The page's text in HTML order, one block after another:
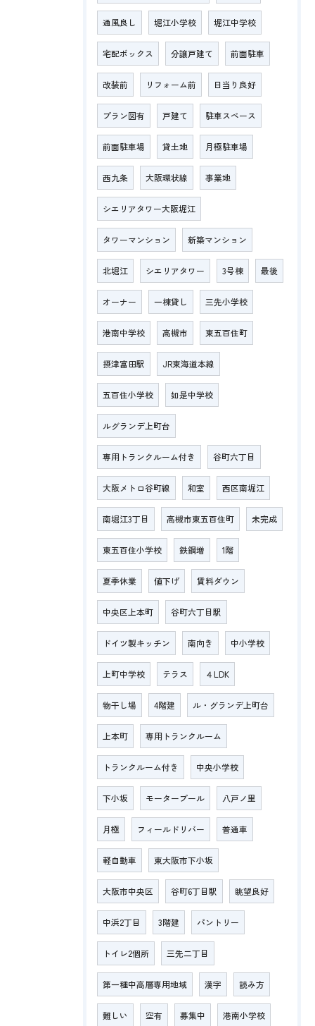
通風良し 堀江小学校 堀江中学校
宅配ボックス 分譲戸建て 前面駐車
改装前 リフォーム前 日当り良好
プラン図有 戸建て 駐車スペース
前面駐車場 貸土地 月極駐車場
西九条 大阪環状線 事業地
シエリアタワー大阪堀江
タワーマンション 新築マンション
北堀江 シエリアタワー 3号棟 最後
オーナー 一棟貸し 三先小学校
港南中学校 高槻市 東五百住町
摂津富田駅 JR東海道本線
五百住小学校 如是中学校
ルグランデ上町台
専用トランクルーム付き 谷町六丁目
大阪メトロ谷町線 和室 西区南堀江
南堀江3丁目 高槻市東五百住町 未完成
東五百住小学校 鉄鋼増 1階
夏季休業 値下げ 賃料ダウン
中央区上本町 谷町六丁目駅
ドイツ製キッチン 南向き 中小学校
上町中学校 テラス ４LDK
物干し場 4階建 ル・グランデ上町台
上本町 専用トランクルーム
トランクルーム付き 中央小学校
下小坂 モータープール 八戸ノ里
月極 フィールドリバー 普通車
軽自動車 東大阪市下小坂
大阪市中央区 谷町6丁目駅 眺望良好
中浜2丁目 3階建 パントリー
トイレ2個所 三先二丁目
第一種中高層専用地域 漢字 読み方
難しい 空有 募集中 港南小学校